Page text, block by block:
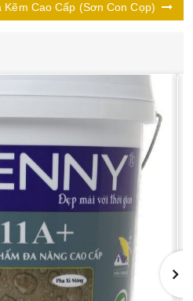
Kẽm Cao Cấp (Sơn Con Cọp)